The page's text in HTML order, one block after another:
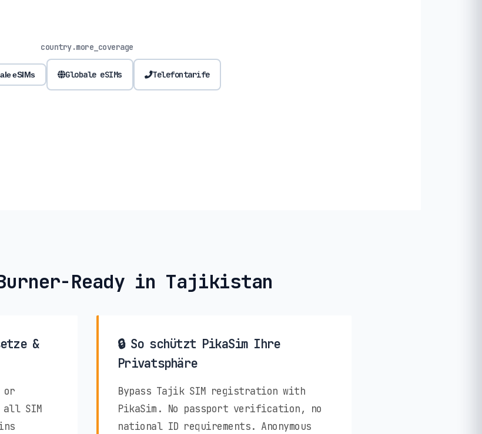
country.more_coverage
eSIMs Globale eSIMs Telefontarife
Burner-Ready in Tajikistan
&
or
SIM
🔒 So schützt PikaSim Ihre
Privatsphäre
Bypass Tajik SIM registration with
PikaSim. No passport verification, no
national ID requirements. Anonymous